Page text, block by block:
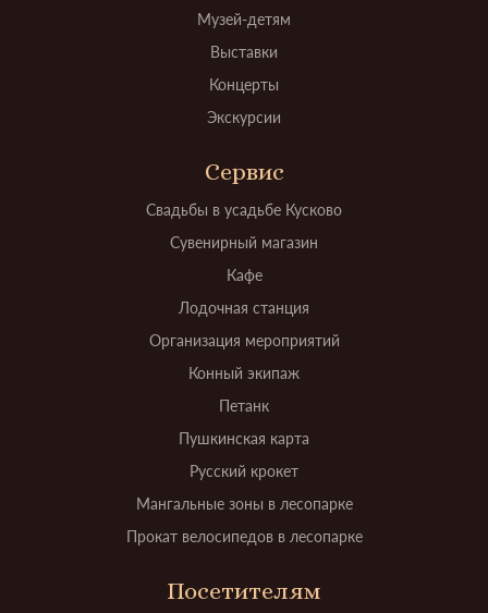
Музей-детям
Выставки
Концерты
Экскурсии
Сервис
Свадьбы в усадьбе Кусково
Сувенирный магазин
Кафе
Лодочная станция
Организация мероприятий
Конный экипаж
Петанк
Пушкинская карта
Русский крокет
Мангальные зоны в лесопарке
Прокат велосипедов в лесопарке
Посетителям